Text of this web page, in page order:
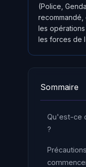
(Police,
recommandé,
les
les forces de
Sommaire
Qu'est-ce
?